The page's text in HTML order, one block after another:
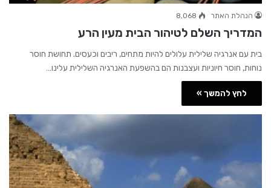
הנהלת האתר 8,068
המדריך השלם לטיהור הבית מעין הרע
בית עם אנרגיה שלילית עלולים להיות מתחים, ריבים וכעסים. תחושת חוסר
נוחות, חוסר חיוניות ועצבנות הם בהשפעת האנרגיה השלילית עלינו…
לחץ להמשך »